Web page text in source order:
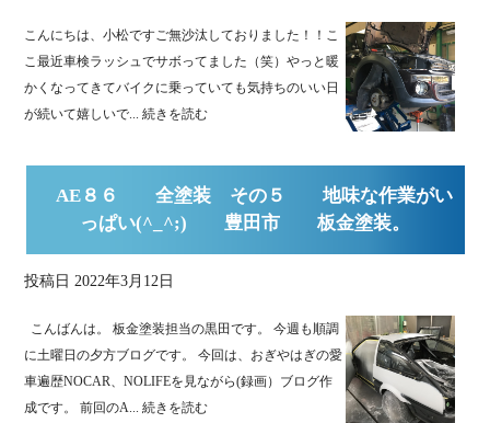
こんにちは、小松ですご無沙汰しておりました！！こ
こ最近車検ラッシュでサボってました（笑）やっと暖
かくなってきてバイクに乗っていても気持ちのいい日
が続いて嬉しいで...続きを読む
AE８６ 全塗装 その５ 地味な作業がい
っぱい(^_^;) 豊田市 板金塗装。
投稿日 2022年3月12日
こんばんは。 板金塗装担当の黒田です。 今週も順調
に土曜日の夕方ブログです。 今回は、おぎやはぎの愛
車遍歴NOCAR、NOLIFEを見ながら(録画）ブログ作
成です。 前回のA...続きを読む